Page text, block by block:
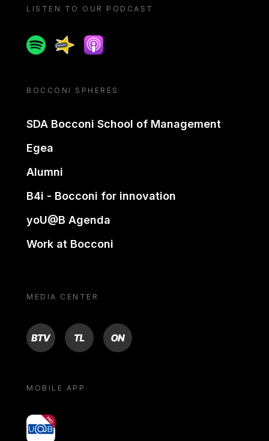
LISTEN TO OUR PODCAST
SpotifySpreakerApple podcast
BOCCONI SPHERES
SDA Bocconi School of Management
Egea
Alumni
B4i - Bocconi for innovation
yoU@B Agenda
Work at Bocconi
MEDIA CENTER
BTV TL ON
MOBILE APP
yoU@B